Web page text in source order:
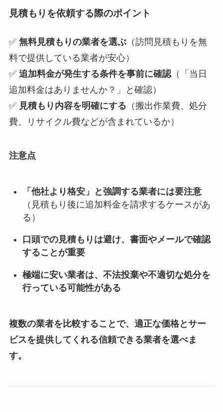
見積もりを依頼する際のポイント
✅ 無料見積もりの業者を選ぶ（訪問見積もりを無
料で提供している業者が安心）
✅ 追加料金が発生する条件を事前に確認（「当日
追加料金はありませんか？」と確認）
✅ 見積もり内容を明確にする （搬出作業費、処分
費、リサイクル費などが含まれているか）
注意点
「他社より格安」と強調する業者には要注意
（見積もり後に追加料金を請求するケースがあ
る）
口頭での見積もりは避け、書面やメールで確認
することが重要
極端に安い業者は、不法投棄や不適切な処分を
行っている可能性がある
複数の業者を比較することで、適正な価格とサー
ビスを提供してくれる信頼できる業者を選べま
す。